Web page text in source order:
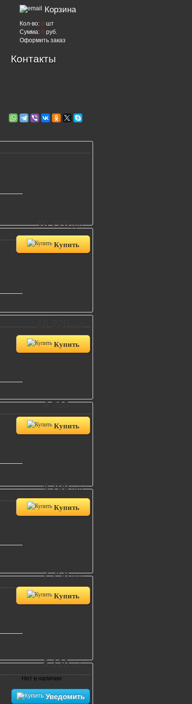
Корзина
Кол-во: 0 шт
Сумма: 0 руб.
Оформить заказ
Контакты
10 220руб.
Купить
10 220
Купить
4 700
Купить
4 700руб.
Купить
7 750руб.
Купить
8 120руб.
Нет в наличии
Уведомить